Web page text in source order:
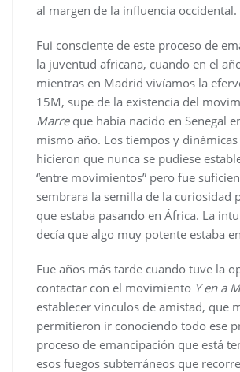
al margen de la influencia occidental.
Fui consciente de este proceso de
la juventud africana, cuando en el
mientras en Madrid vivíamos la
15M, supe de la existencia del
Marre que había nacido en Senegal
mismo año. Los tiempos y
hicieron que nunca se pudiese
“entre movimientos” pero fue
sembrara la semilla de la curiosidad
que estaba pasando en África. La
decía que algo muy potente estaba
Fue años más tarde cuando tuve la
contactar con el movimiento Y en a
establecer vínculos de amistad, que
permitieron ir conociendo todo ese
proceso de emancipación que está
esos fuegos subterráneos que